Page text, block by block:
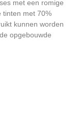
met een romige
tinten met 70%
kunnen worden
opgebouwde